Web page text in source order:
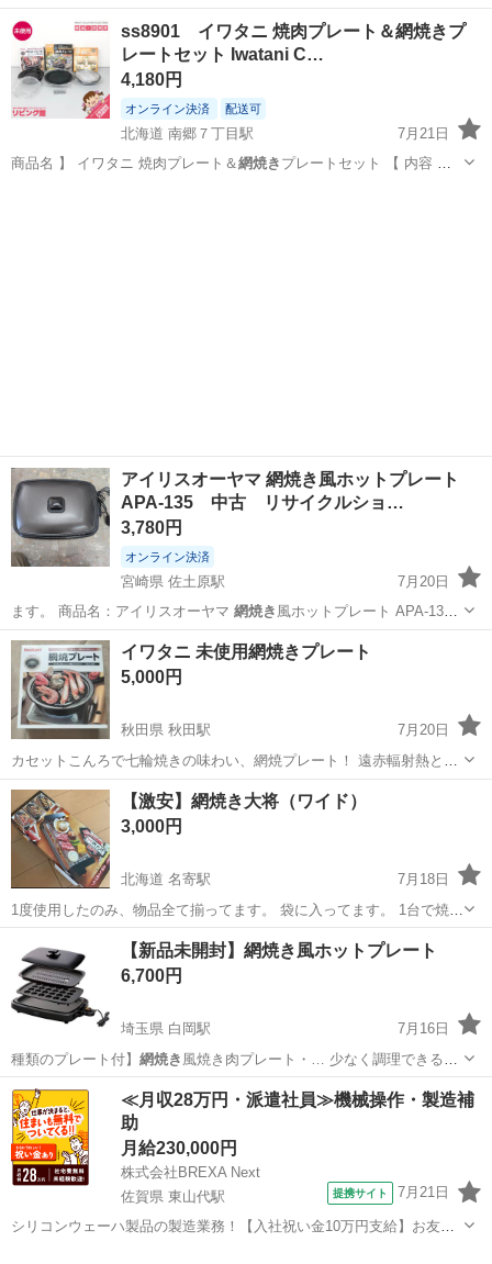
焼き風ホットプレート … ーヤマ 🔸品名：網焼き風ホットプレート …
平面プレート ✅
網焼き風焼肉プレート …
鹿児島 鹿児島市 キッチン家電
ss8901 イワタニ 焼肉プレート＆網焼きプ
レートセット Iwatani C…
4,180円
オンライン決済 配送可
北海道 南郷７丁目駅
7月21日
商品名 】 イワタニ 焼肉プレート＆網焼き プレートセット 【 内容 】
アイリスオーヤマ 網焼き風ホットプレート
APA-135 中古 リサイクルショ…
3,780円
オンライン決済
宮崎県 佐土原駅
7月20日
ます。 商品名：アイリスオーヤマ 網焼き 風ホットプレート APA-135
状…
宮崎 宮崎市 佐土原駅 キッチン家電 網焼き
イワタニ 未使用網焼きプレート
5,000円
秋田県 秋田駅
7月20日
カセットこんろで七輪焼きの味わい、網焼プレート！ 遠赤輻射熱と水
蒸気で、ふっくら、美味しく。 イワタニのカセットこんろのごとくに
はまる安全設計。 [仕様] ■焼網サイズ:直径約250mm ■高さ(mm)：66 ■
直径...
秋田 秋田市 秋田駅 調理器具 イワタニ
【激安】網焼き大将（ワイド）
3,000円
北海道 名寄駅
7月18日
1度使用したのみ、物品全て揃ってます。 袋に入ってます。 1台で焼き
鳥、海鮮焼き、たこ焼き器が楽しめます！ おうち時間にぜひ！ おまと
め割しますので、コメント下さい
名寄駅 調理器具 網焼き
【新品未開封】網焼き風ホットプレート
6,700円
埼玉県 白岡駅
7月16日
種類のプレート付】 網焼き 風焼き肉プレート・… 少なく調理できる】
網焼きプレート使用時は水…
埼玉 白岡市 白岡駅 キッチン家電 網焼き
≪月収28万円・派遣社員≫機械操作・製造補
助
月給230,000円
株式会社BREXA Next
佐賀県 東山代駅
提携サイト 7月21日
シリコンウェーハ製品の製造業務！【入社祝い金10万円支給】お友達